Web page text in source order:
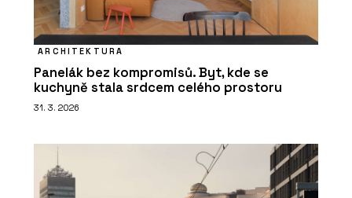
ARCHITEKTURA
Panelák bez kompromisů. Byt, kde se
kuchyně stala srdcem celého prostoru
31. 3. 2026